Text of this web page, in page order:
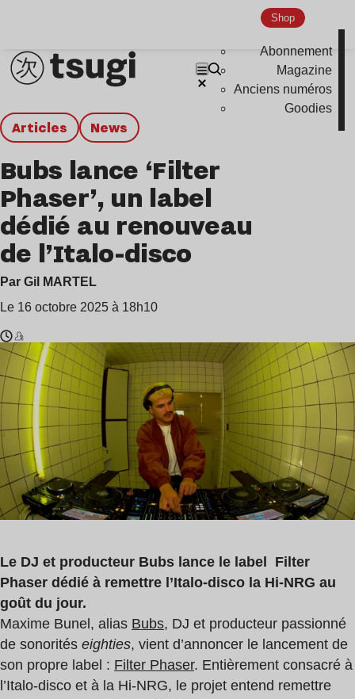
Shop
Abonnement
Magazine
Anciens numéros
Goodies
Articles news
Bubs lance ‘Filter
Phaser’, un label
dédié au renouveau
de l’Italo-disco
Par Gil MARTEL
Le 16 octobre 2025 à 18h10
Temps
de
lecture
2
min
Bubs
Le DJ et producteur Bubs lance le label Filter
Phaser dédié à remettre l’Italo-disco la Hi-NRG au
goût du jour.
Maxime Bunel, alias Bubs, DJ et producteur passionné
de sonorités eighties, vient d’annoncer le lancement de
son propre label : Filter Phaser. Entièrement consacré à
l’Italo-disco et à la Hi-NRG, le projet entend remettre